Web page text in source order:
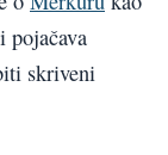
skriveni